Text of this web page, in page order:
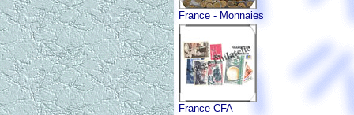
France - Monnaies
France CFA